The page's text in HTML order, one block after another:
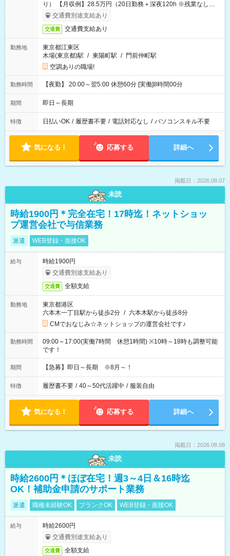
り） 【月収例】28.5万円（20日勤務＋深夜120h ※残業なしの場
合）交通費別途支給あり
交通費 交通費支給あり
勤務地
東京都江東区
木場(東京都)駅 / 東陽町駅 / 門前仲町駅
空調ありの職場!
勤務時間 【夜勤】 20:00～翌5:00 休憩60分 [実働]8時間00分
期間 即日～長期
特徴 日払いOK / 履歴書不要 / 電話対応なし / パソコンスキル不要
気になる！ 応募する 詳細へ
掲載日：2026.08.07
未読
時給1900円＊完全在宅！17時迄！ネットショッ
プ運営会社で与信業務
派遣 WEB登録・面接OK
給与
時給1900円
交通費別途支給あり
交通費 全額支給
勤務地
東京都港区
六本木一丁目駅から徒歩2分 / 六本木駅から徒歩8分
CMでおなじみ☆ネットショップの運営会社です♪
勤務時間
09:00～17:00(実働7時間 休憩1時間) ※10時～18時も調整可能
です！
期間 【急募】即日～長期 ※8月～！
特徴 履歴書不要 / 40～50代活躍中 / 服装自由
気になる！ 応募する 詳細へ
掲載日：2026.08.08
未読
時給2600円＊ほぼ在宅！週3～4日＆16時迄
OK！補助金申請のサポート業務
派遣 職種未経験OK ブランクOK WEB登録・面接OK
給与
時給2600円
交通費別途支給あり
交通費 全額支給